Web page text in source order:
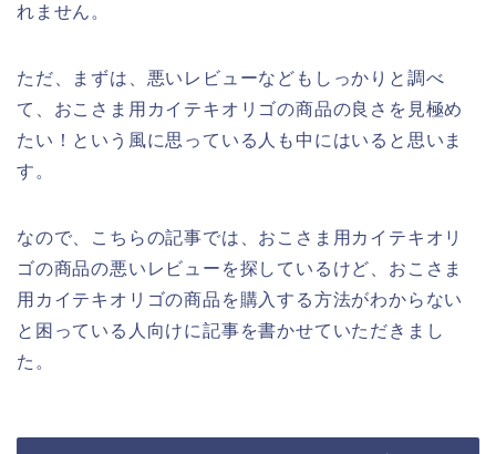
れません。
ただ、まずは、悪いレビューなどもしっかりと調べ
て、おこさま用カイテキオリゴの商品の良さを見極め
たい！という風に思っている人も中にはいると思いま
す。
なので、こちらの記事では、おこさま用カイテキオリ
ゴの商品の悪いレビューを探しているけど、おこさま
用カイテキオリゴの商品を購入する方法がわからない
と困っている人向けに記事を書かせていただきまし
た。